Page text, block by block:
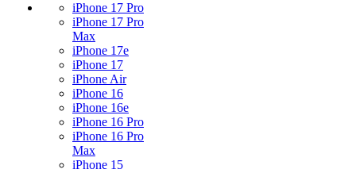
iPhone 17 Pro
iPhone 17 Pro
Max
iPhone 17e
iPhone 17
iPhone Air
iPhone 16
iPhone 16e
iPhone 16 Pro
iPhone 16 Pro
Max
iPhone 15